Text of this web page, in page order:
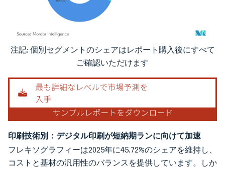
画像 © Mordor Intelligence。再利用にはCC BY 4.0の表示が必要です。
注記: 個別セグメントのシェアはレポート購入後にすべて
ご確認いただけます
印刷技術別：デジタル印刷が短納期ランに向けて加速
フレキソグラフィーは2025年に45.72%のシェアを維持し、
コストと基材の汎用性のバランスを提供しています。しか